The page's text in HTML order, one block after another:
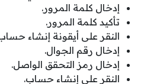
إدخال كلمة المرور.
تأكيد كلمة المرور.
النقر على أيقونة إنشاء
إدخال رقم الجوال.
إدخال رمز التحقق الواصل.
النقر على إنشاء حساب.